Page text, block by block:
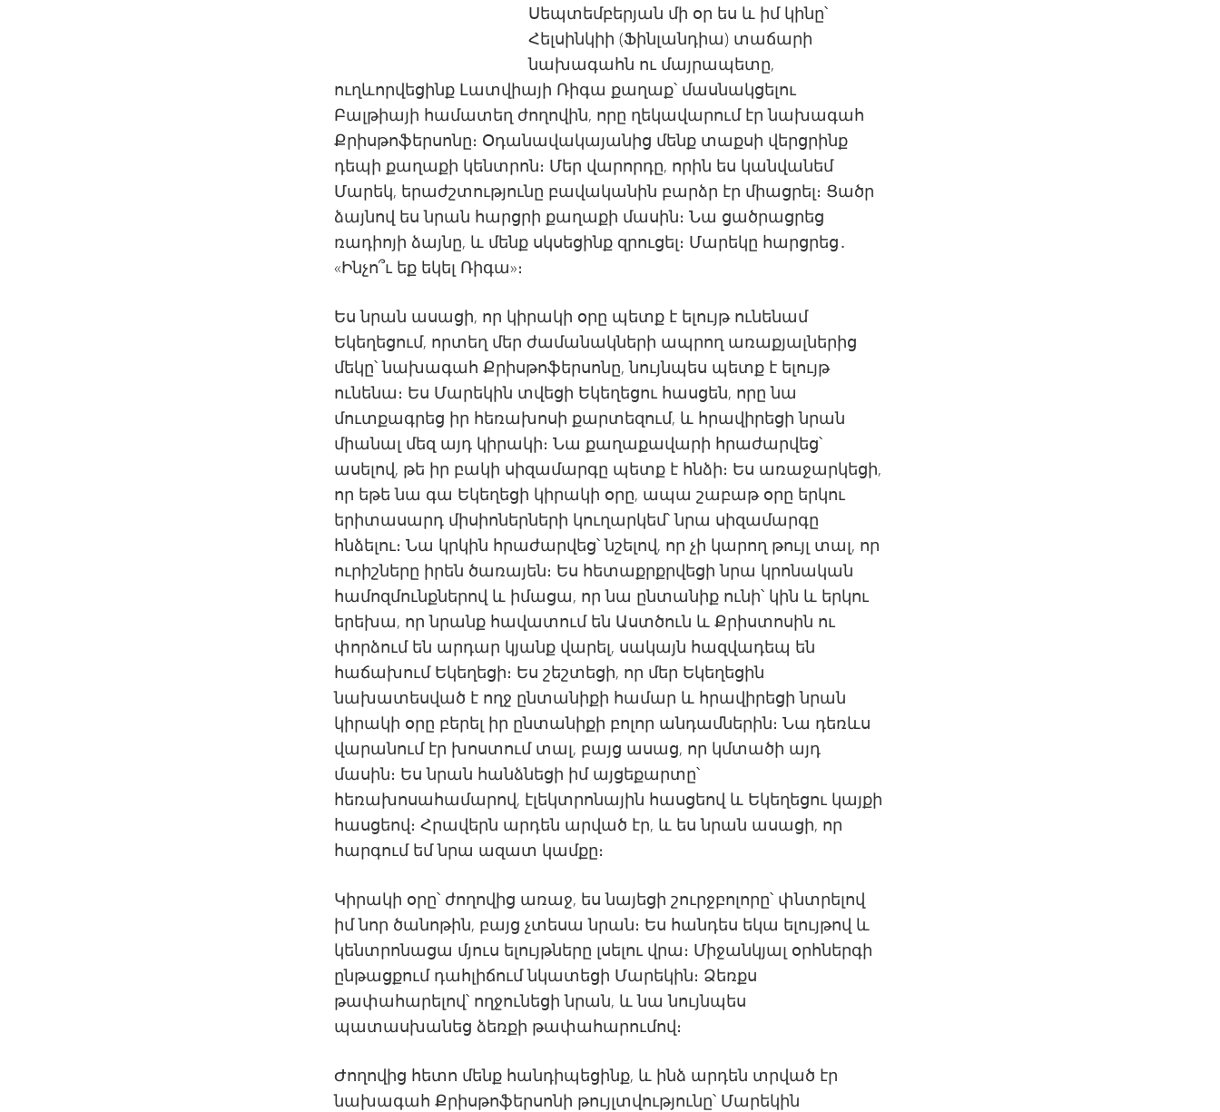
Սեպտեմբերյան մի օր ես և իմ կինը՝
Հելսինկիի (Ֆինլանդիա) տաճարի
նախագահն ու մայրապետը,
ուղևորվեցինք Լատվիայի Ռիգա քաղաք՝ մասնակցելու
Բալթիայի համատեղ ժողովին, որը ղեկավարում էր նախագահ
Քրիսթոֆերսոնը։ Օդանավակայանից մենք տաքսի վերցրինք
դեպի քաղաքի կենտրոն։ Մեր վարորդը, որին ես կանվանեմ
Մարեկ, երաժշտությունը բավականին բարձր էր միացրել։ Ցածր
ձայնով ես նրան հարցրի քաղաքի մասին։ Նա ցածրացրեց
ռադիոյի ձայնը, և մենք սկսեցինք զրուցել։ Մարեկը հարցրեց․
«Ինչո՞ւ եք եկել Ռիգա»։
Ես նրան ասացի, որ կիրակի օրը պետք է ելույթ ունենամ
Եկեղեցում, որտեղ մեր ժամանակների ապրող առաքյալներից
մեկը՝ նախագահ Քրիսթոֆերսոնը, նույնպես պետք է ելույթ
ունենա։ Ես Մարեկին տվեցի Եկեղեցու հասցեն, որը նա
մուտքագրեց իր հեռախոսի քարտեզում, և հրավիրեցի նրան
միանալ մեզ այդ կիրակի։ Նա քաղաքավարի հրաժարվեց՝
ասելով, թե իր բակի սիզամարգը պետք է հնձի։ Ես առաջարկեցի,
որ եթե նա գա Եկեղեցի կիրակի օրը, ապա շաբաթ օրը երկու
երիտասարդ միսիոներների կուղարկեմ՝ նրա սիզամարգը
հնձելու։ Նա կրկին հրաժարվեց՝ նշելով, որ չի կարող թույլ տալ, որ
ուրիշները իրեն ծառայեն։ Ես հետաքրքրվեցի նրա կրոնական
համոզմունքներով և իմացա, որ նա ընտանիք ունի՝ կին և երկու
երեխա, որ նրանք հավատում են Աստծուն և Քրիստոսին ու
փորձում են արդար կյանք վարել, սակայն հազվադեպ են
հաճախում Եկեղեցի։ Ես շեշտեցի, որ մեր Եկեղեցին
նախատեսված է ողջ ընտանիքի համար և հրավիրեցի նրան
կիրակի օրը բերել իր ընտանիքի բոլոր անդամներին։ Նա դեռևս
վարանում էր խոստում տալ, բայց ասաց, որ կմտածի այդ
մասին։ Ես նրան հանձնեցի իմ այցեքարտը՝
հեռախոսահամարով, էլեկտրոնային հասցեով և Եկեղեցու կայքի
հասցեով։ Հրավերն արդեն արված էր, և ես նրան ասացի, որ
հարգում եմ նրա ազատ կամքը։
Կիրակի օրը՝ ժողովից առաջ, ես նայեցի շուրջբոլորը՝ փնտրելով
իմ նոր ծանոթին, բայց չտեսա նրան։ Ես հանդես եկա ելույթով և
կենտրոնացա մյուս ելույթները լսելու վրա։ Միջանկյալ օրհներգի
ընթացքում դահլիճում նկատեցի Մարեկին։ Ձեռքս
թափահարելով՝ ողջունեցի նրան, և նա նույնպես
պատասխանեց ձեռքի թափահարումով։
Ժողովից հետո մենք հանդիպեցինք, և ինձ արդեն տրված էր
նախագահ Քրիսթոֆերսոնի թույլտվությունը՝ Մարեկին